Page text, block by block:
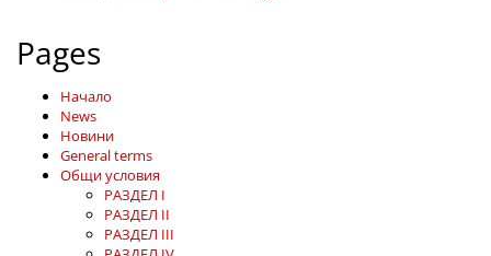
Pages
Начало
News
Новини
General terms
Общи условия
РАЗДЕЛ І
РАЗДЕЛ II
РАЗДЕЛ III